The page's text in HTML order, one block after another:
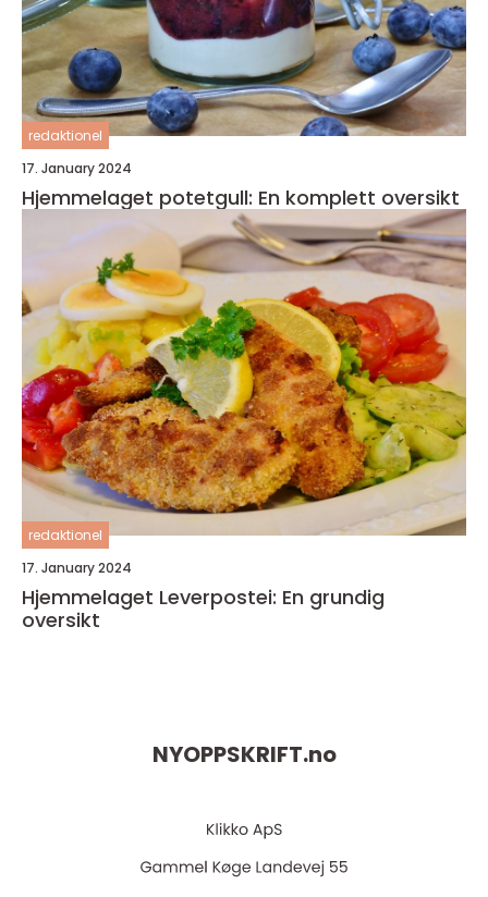
redaktionel
17. January 2024
Hjemmelaget potetgull: En komplett oversikt
redaktionel
17. January 2024
Hjemmelaget Leverpostei: En grundig
oversikt
NYOPPSKRIFT.no